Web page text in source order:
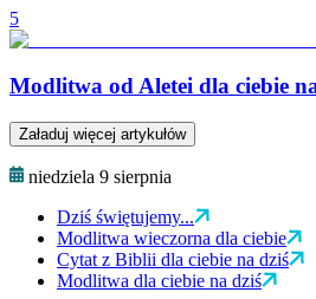
5
Modlitwa od Aletei dla ciebie
Załaduj więcej artykułów
niedziela 9 sierpnia
Dziś świętujemy...
Modlitwa wieczorna dla ciebie
Cytat z Biblii dla ciebie na dziś
Modlitwa dla ciebie na dziś